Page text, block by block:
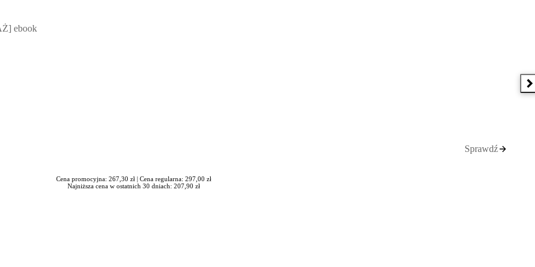
ebook
Sprawdź
Cena promocyjna: 267,30 zł | Cena regularna: 297,00 zł
Najniższa cena w ostatnich 30 dniach: 207,90 zł